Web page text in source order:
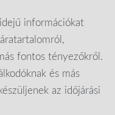
információkat
fontos tényezőkről.
és más
az időjárási